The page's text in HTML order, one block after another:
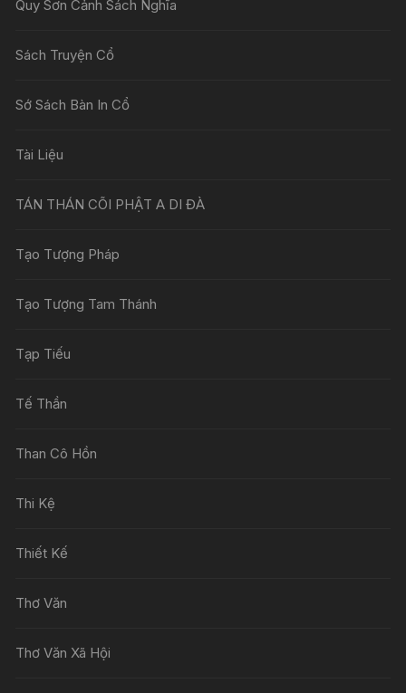
Quy Sơn Cảnh Sách Nghĩa
Sách Truyện Cổ
Sớ Sách Bàn In Cổ
Tài Liệu
TÁN THÁN CÕI PHẬT A DI ĐÀ
Tạo Tượng Pháp
Tạo Tượng Tam Thánh
Tạp Tiếu
Tế Thần
Than Cô Hồn
Thi Kệ
Thiết Kế
Thơ Văn
Thơ Văn Xã Hội